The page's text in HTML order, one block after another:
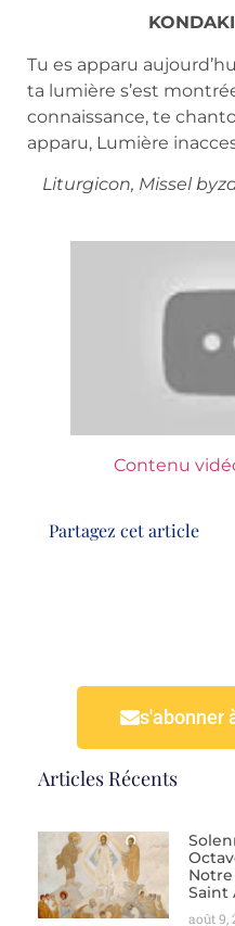
Tu es apparu
ta lumière s’est
connaissance, te
apparu, Lumière
Liturgicon, Missel
Contenu
Partagez cet article
s'abonner
Articles Récents
Saint
août 9,